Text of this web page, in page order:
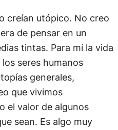
creían utópico. No creo
de pensar en un
tintas. Para mí la vida
seres humanos
generales,
que vivimos
el valor de algunos
sean. Es algo muy